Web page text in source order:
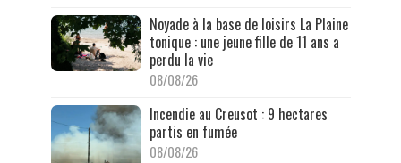
Noyade à la base de loisirs La Plaine
tonique : une jeune fille de 11 ans a
perdu la vie
08/08/26
Incendie au Creusot : 9 hectares
partis en fumée
08/08/26